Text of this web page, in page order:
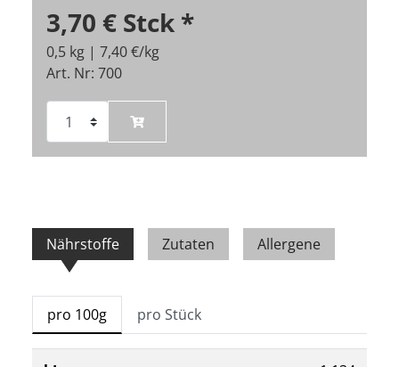
3,70 € Stck *
0,5 kg | 7,40 €/kg
Art. Nr: 700
Nährstoffe Zutaten Allergene
pro 100g pro Stück